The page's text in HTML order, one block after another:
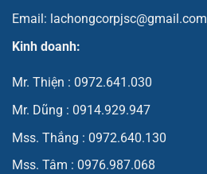
Email: lachongcorpjsc@gmail.com
Kinh doanh:
Mr. Thiện : 0972.641.030
Mr. Dũng : 0914.929.947
Mss. Thắng : 0972.640.130
Mss. Tâm : 0976.987.068